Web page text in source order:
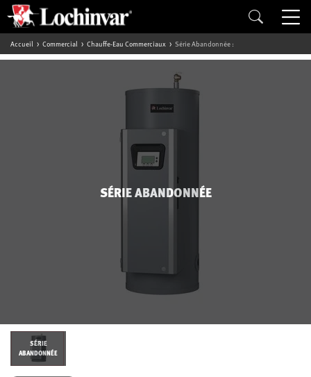
Accueil Commercial Chauffe-Eau Commerciaux Série Abandonnée :
SÉRIE ABANDONNÉE
SÉRIE
ABANDONNÉE